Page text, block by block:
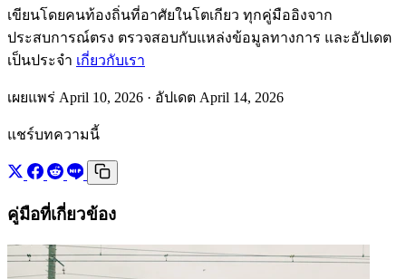
เขียนโดยคนท้องถิ่นที่อาศัยในโตเกียว ทุกคู่มืออิงจาก
ประสบการณ์ตรง ตรวจสอบกับแหล่งข้อมูลทางการ และอัปเดต
เป็นประจำ เกี่ยวกับเรา
เผยแพร่ April 10, 2026 · อัปเดต April 14, 2026
แชร์บทความนี้
คู่มือที่เกี่ยวข้อง